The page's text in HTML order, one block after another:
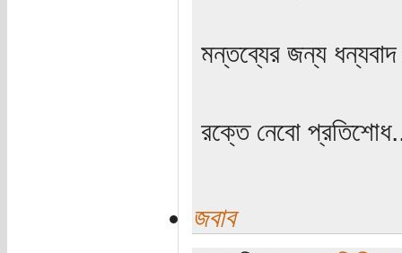
মন্তব্যের জন্য
রক্তে নেবো
জবাব